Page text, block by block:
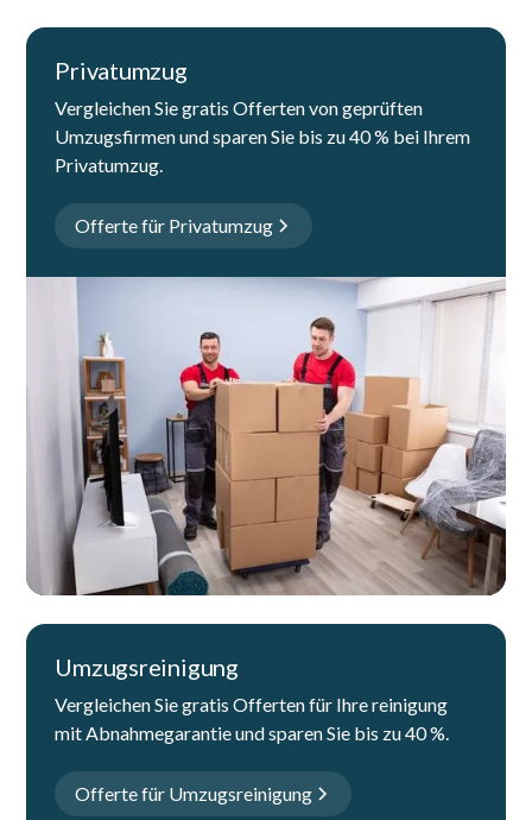
Privatumzug
Vergleichen Sie gratis Offerten von geprüften
Umzugsfirmen und sparen Sie bis zu 40 % bei Ihrem
Privatumzug.
Offerte für Privatumzug
Umzugsreinigung
Vergleichen Sie gratis Offerten für Ihre reinigung
mit Abnahmegarantie und sparen Sie bis zu 40 %.
Offerte für Umzugsreinigung